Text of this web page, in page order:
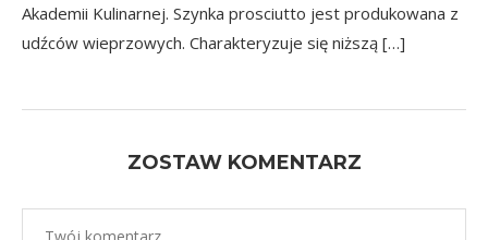
Akademii Kulinarnej. Szynka prosciutto jest produkowana z
udźców wieprzowych. Charakteryzuje się niższą […]
ZOSTAW KOMENTARZ